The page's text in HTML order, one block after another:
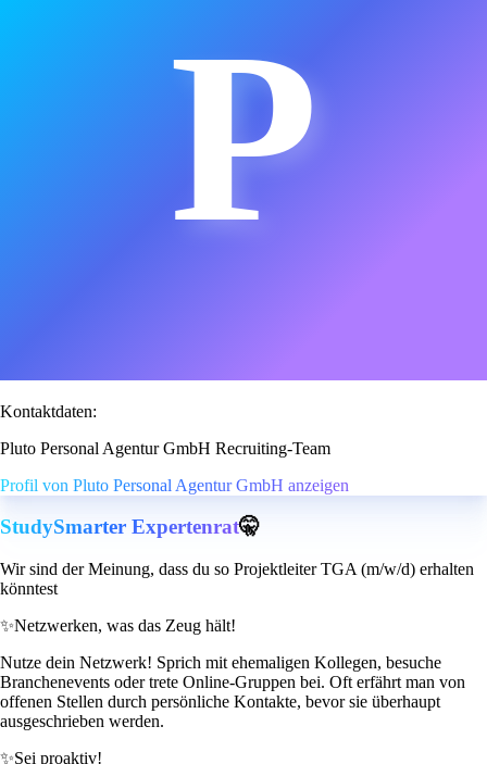
P
Kontaktdaten:
Pluto Personal Agentur GmbH Recruiting-Team
Profil von Pluto Personal Agentur GmbH anzeigen
StudySmarter Expertenrat🤫
Wir sind der Meinung, dass du so Projektleiter TGA (m/w/d) erhalten
könntest
✨Netzwerken, was das Zeug hält!
Nutze dein Netzwerk! Sprich mit ehemaligen Kollegen, besuche
Branchenevents oder trete Online-Gruppen bei. Oft erfährt man von
offenen Stellen durch persönliche Kontakte, bevor sie überhaupt
ausgeschrieben werden.
✨Sei proaktiv!